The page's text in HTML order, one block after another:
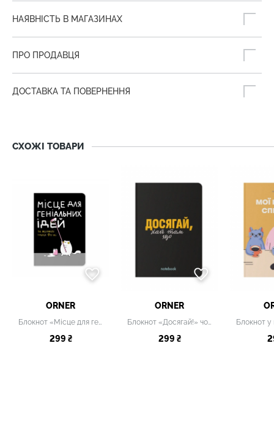
НАЯВНІСТЬ В МАГАЗИНАХ
ПРО ПРОДАВЦЯ
ДОСТАВКА ТА ПОВЕРНЕННЯ
СХОЖІ ТОВАРИ
ORNER
Блокнот «Місце для геніальних ідей»
299 ₴
ORNER
Блокнот «Досягай!» чорний
299 ₴